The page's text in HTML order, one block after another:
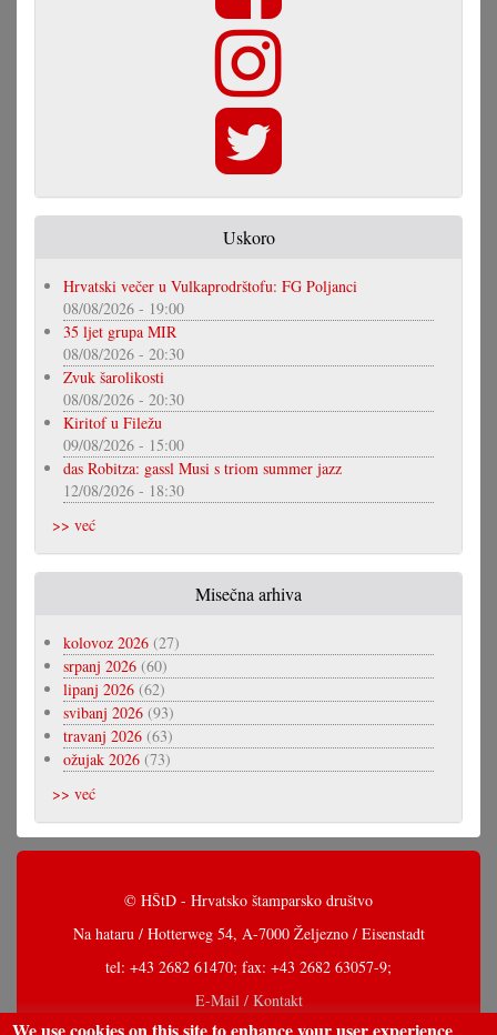
Uskoro
Hrvatski večer u Vulkaprodrštofu: FG Poljanci
08/08/2026 - 19:00
35 ljet grupa MIR
08/08/2026 - 20:30
Zvuk šarolikosti
08/08/2026 - 20:30
Kiritof u Filežu
09/08/2026 - 15:00
das Robitza: gassl Musi s triom summer jazz
12/08/2026 - 18:30
>> već
Misečna arhiva
kolovoz 2026 (27)
srpanj 2026 (60)
lipanj 2026 (62)
svibanj 2026 (93)
travanj 2026 (63)
ožujak 2026 (73)
>> već
© HŠtD - Hrvatsko štamparsko društvo
Na hataru / Hotterweg 54, A-7000 Željezno / Eisenstadt
tel: +43 2682 61470; fax: +43 2682 63057-9;
E-Mail / Kontakt